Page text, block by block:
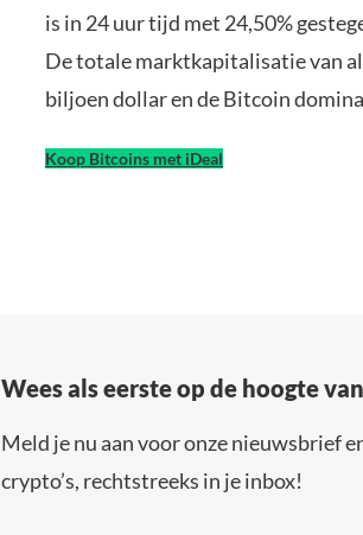
is in 24 uur tijd met 24,50%
De totale marktkapitalisatie van
biljoen dollar en de Bitcoin
Koop Bitcoins met iDeal
Wees als eerste op de hoogte
Meld je nu aan voor onze nieuwsbrief
crypto’s, rechtstreeks in je inbox!